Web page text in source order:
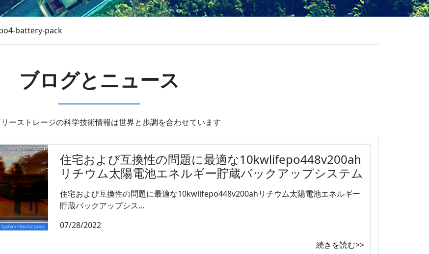
battery-pack
ブログとニュース
ーストレージの科学技術情報は世界と歩調を合わせています
住宅および互換性の問題に最適な10kwlifepo448v200ah
リチウム太陽電池エネルギー貯蔵バックアップシステム
住宅および互換性の問題に最適な10kwlifepo448v200ahリチウム太陽電池エネルギー
貯蔵バックアップシス...
07/28/2022
続きを読む>>